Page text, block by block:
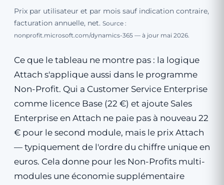
Prix par utilisateur et par mois sauf indication contraire,
facturation annuelle, net. Source :
nonprofit.microsoft.com/dynamics-365 — à jour mai 2026.
Ce que le tableau ne montre pas : la logique
Attach s'applique aussi dans le programme
Non-Profit. Qui a Customer Service Enterprise
comme licence Base (22 €) et ajoute Sales
Enterprise en Attach ne paie pas à nouveau 22
€ pour le second module, mais le prix Attach
— typiquement de l'ordre du chiffre unique en
euros. Cela donne pour les Non-Profits multi-
modules une économie supplémentaire